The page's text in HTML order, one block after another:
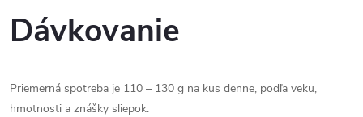
Dávkovanie
Priemerná spotreba je 110 – 130 g na kus denne, podľa veku,
hmotnosti a znášky sliepok.